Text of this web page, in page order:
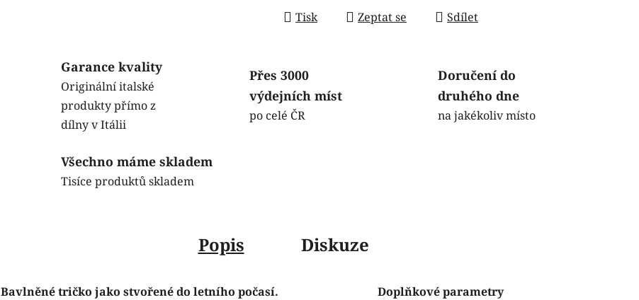
Tisk Zeptat se Sdílet
Garance kvality
Originální italské
produkty přímo z
dílny v Itálii
Přes 3000
výdejních míst
po celé ČR
Doručení do
druhého dne
na jakékoliv místo
Všechno máme skladem
Tisíce produktů skladem
Popis Diskuze
Bavlněné tričko jako stvořené do letního počasí.
Doplňkové parametry